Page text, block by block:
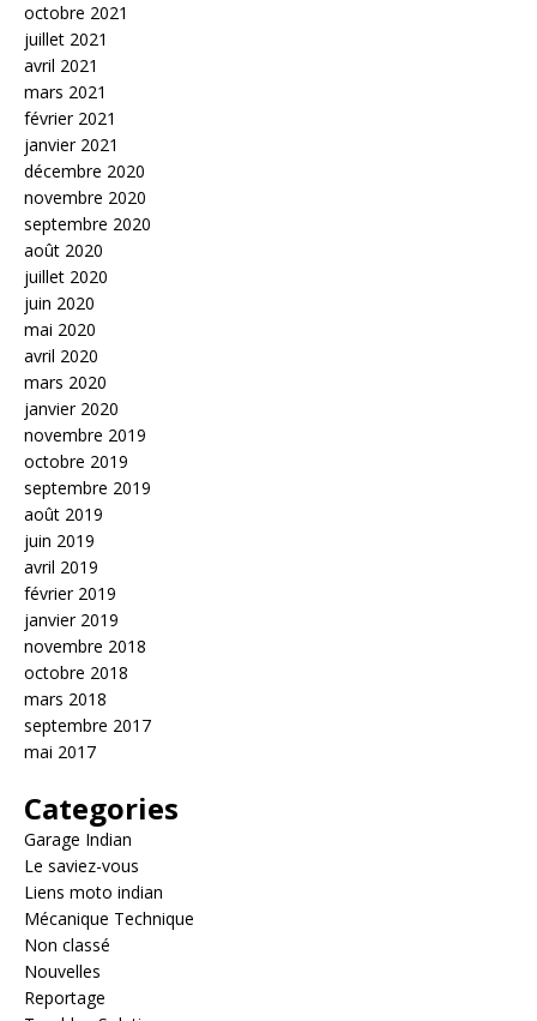
octobre 2021
juillet 2021
avril 2021
mars 2021
février 2021
janvier 2021
décembre 2020
novembre 2020
septembre 2020
août 2020
juillet 2020
juin 2020
mai 2020
avril 2020
mars 2020
janvier 2020
novembre 2019
octobre 2019
septembre 2019
août 2019
juin 2019
avril 2019
février 2019
janvier 2019
novembre 2018
octobre 2018
mars 2018
septembre 2017
mai 2017
Categories
Garage Indian
Le saviez-vous
Liens moto indian
Mécanique Technique
Non classé
Nouvelles
Reportage